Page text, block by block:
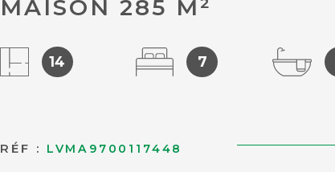
RÉF : LVMA9700117448
MAISON 285 M²
14 7